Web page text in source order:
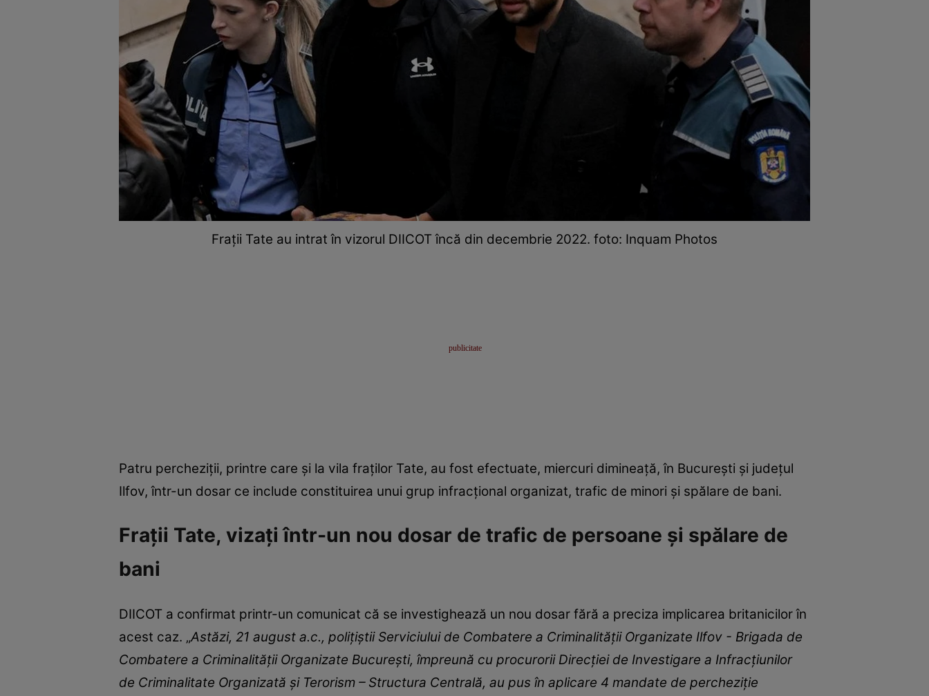
Frații Tate au intrat în vizorul DIICOT încă din decembrie 2022. foto: Inquam Photos
Patru percheziții, printre care și la vila fraților Tate, au fost efectuate, miercuri dimineață, în București și județul
Ilfov, într-un dosar ce include constituirea unui grup infracțional organizat, trafic de minori și spălare de bani.
Frații Tate, vizați într-un nou dosar de trafic de persoane și spălare de
bani
DIICOT a confirmat printr-un comunicat că se investighează un nou dosar fără a preciza implicarea britanicilor în
acest caz. „Astăzi, 21 august a.c., polițiștii Serviciului de Combatere a Criminalității Organizate Ilfov - Brigada de
Combatere a Criminalității Organizate București, împreună cu procurorii Direcției de Investigare a Infracțiunilor
de Criminalitate Organizată și Terorism – Structura Centrală, au pus în aplicare 4 mandate de percheziție